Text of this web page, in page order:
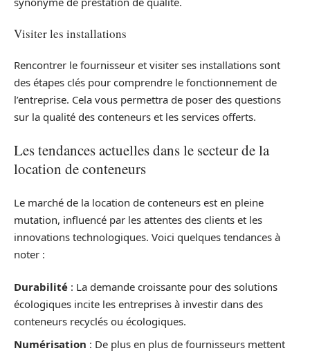
Visiter les installations
Rencontrer le fournisseur et visiter ses installations sont
des étapes clés pour comprendre le fonctionnement de
l’entreprise. Cela vous permettra de poser des questions
sur la qualité des conteneurs et les services offerts.
Les tendances actuelles dans le secteur de la
location de conteneurs
Le marché de la location de conteneurs est en pleine
mutation, influencé par les attentes des clients et les
innovations technologiques. Voici quelques tendances à
noter :
Durabilité : La demande croissante pour des solutions
écologiques incite les entreprises à investir dans des
conteneurs recyclés ou écologiques.
Numérisation : De plus en plus de fournisseurs mettent